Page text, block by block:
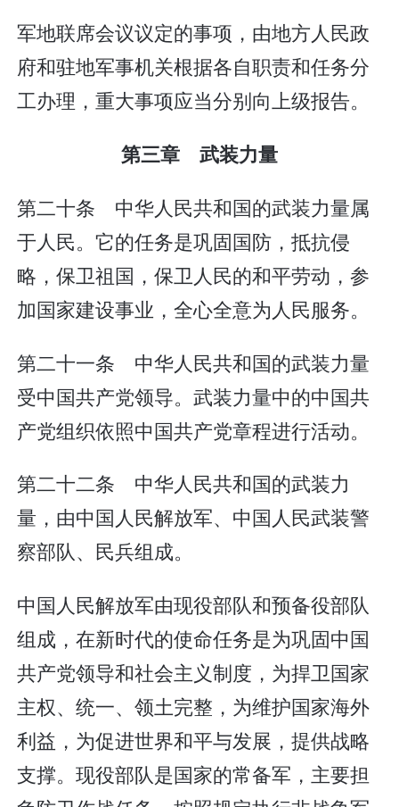
军地联席会议议定的事项，由地方人民政
府和驻地军事机关根据各自职责和任务分
工办理，重大事项应当分别向上级报告。
第三章 武装力量
第二十条 中华人民共和国的武装力量属
于人民。它的任务是巩固国防，抵抗侵
略，保卫祖国，保卫人民的和平劳动，参
加国家建设事业，全心全意为人民服务。
第二十一条 中华人民共和国的武装力量
受中国共产党领导。武装力量中的中国共
产党组织依照中国共产党章程进行活动。
第二十二条 中华人民共和国的武装力
量，由中国人民解放军、中国人民武装警
察部队、民兵组成。
中国人民解放军由现役部队和预备役部队
组成，在新时代的使命任务是为巩固中国
共产党领导和社会主义制度，为捍卫国家
主权、统一、领土完整，为维护国家海外
利益，为促进世界和平与发展，提供战略
支撑。现役部队是国家的常备军，主要担